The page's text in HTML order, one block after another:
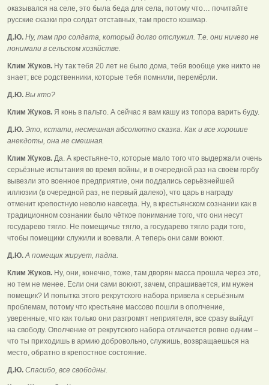
оказывался на селе, это была беда для села, потому что… почитайте
русские сказки про солдат отставных, там просто кошмар.
Д.Ю. Ну, там про солдата, который долго отслужил. Т.е. они ничего не
понимали в сельском хозяйстве.
Клим Жуков. Ну так тебя 20 лет не было дома, тебя вообще уже никто не
знает; все родственники, которые тебя помнили, перемёрли.
Д.Ю. Вы кто?
Клим Жуков. Я конь в пальто. А сейчас я вам кашу из топора варить буду.
Д.Ю. Это, кстати, несмешная абсолютно сказка. Как и все хорошие
анекдоты, она не смешная.
Клим Жуков. Да. А крестьяне-то, которые мало того что выдержали очень
серьёзные испытания во время войны, и в очередной раз на своём горбу
вывезли это военное предприятие, они поддались серьёзнейшей
иллюзии (в очередной раз, не первый далеко), что царь в награду
отменит крепостную неволю навсегда. Ну, в крестьянском сознании как в
традиционном сознании было чёткое понимание того, что они несут
государево тягло. Не помещичье тягло, а государево тягло ради того,
чтобы помещики служили и воевали. А теперь они сами воюют.
Д.Ю.А помещик жирует, падла.
Клим Жуков. Ну, они, конечно, тоже, там дворян масса прошла через это,
но тем не менее. Если они сами воюют, зачем, спрашивается, им нужен
помещик? И попытка этого рекрутского набора привела к серьёзным
проблемам, потому что крестьяне массово пошли в ополчение,
уверенные, что как только они разгромят неприятеля, все сразу выйдут
на свободу. Ополчение от рекрутского набора отличается ровно одним –
что ты приходишь в армию добровольно, служишь, возвращаешься на
место, обратно в крепостное состояние.
Д.Ю. Спасибо, все свободны.